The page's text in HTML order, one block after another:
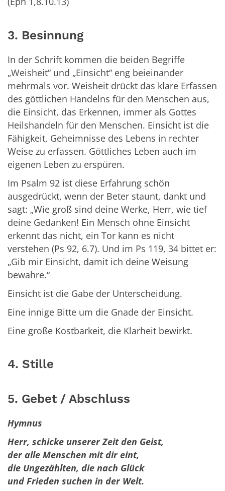
3. Besinnung
In der Schrift kommen die beiden Begriffe
„Weisheit“ und „Einsicht“ eng beieinander
mehrmals vor. Weisheit drückt das klare Erfassen
des göttlichen Handelns für den Menschen aus,
die Einsicht, das Erkennen, immer als Gottes
Heilshandeln für den Menschen. Einsicht ist die
Fähigkeit, Geheimnisse des Lebens in rechter
Weise zu erfassen. Göttliches Leben auch im
eigenen Leben zu erspüren.
Im Psalm 92 ist diese Erfahrung schön
ausgedrückt, wenn der Beter staunt, dankt und
sagt: „Wie groß sind deine Werke, Herr, wie tief
deine Gedanken! Ein Mensch ohne Einsicht
erkennt das nicht, ein Tor kann es nicht
verstehen (Ps 92, 6.7). Und im Ps 119, 34 bittet er:
„Gib mir Einsicht, damit ich deine Weisung
bewahre.“
Einsicht ist die Gabe der Unterscheidung.
Eine innige Bitte um die Gnade der Einsicht.
Eine große Kostbarkeit, die Klarheit bewirkt.
4. Stille
5. Gebet / Abschluss
Hymnus
Herr, schicke unserer Zeit den Geist,
der alle Menschen mit dir eint,
die Ungezählten, die nach Glück
und Frieden suchen in der Welt.